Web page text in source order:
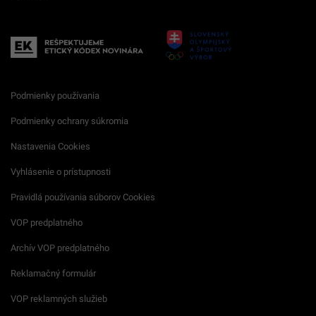
Podmienky používania
Podmienky ochrany súkromia
Nastavenia Cookies
Vyhlásenie o prístupnosti
Pravidlá používania súborov Cookies
VOP predplatného
Archív VOP predplatného
Reklamačný formulár
VOP reklamných služieb